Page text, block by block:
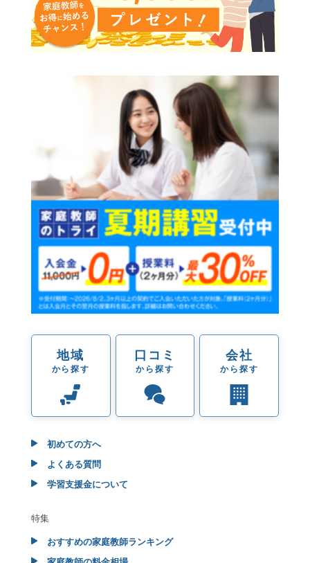
地域
から探す
口コミ
から探す
会社
から探す
初めての方へ
よくある質問
学習支援金について
特集
おすすめの家庭教師ランキング